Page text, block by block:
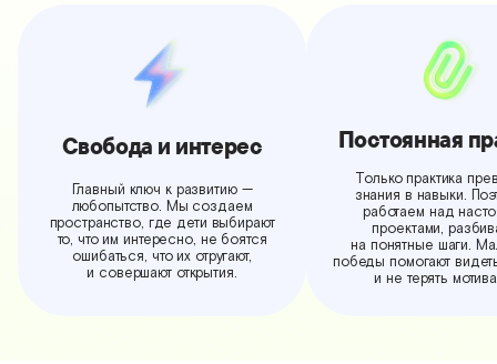
Свобода и интерес
Главный ключ к развитию —
любопытство. Мы создаем
пространство, где дети выбирают
то, что им интересно, не боятся
ошибаться, что их отругают,
и совершают открытия.
Постоянная
Только практика
знания в навыки.
работаем над
проектами,
на понятные шаги.
победы помогают
и не терять